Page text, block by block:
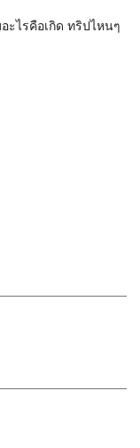
ะไรคือเกิด ทริปไหนๆ
วแทนจำหน่าย